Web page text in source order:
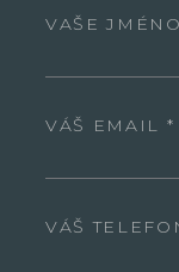
VAŠE JMÉNO
VÁŠ EMAIL
VÁŠ